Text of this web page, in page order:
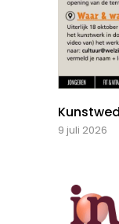
9 juli 2026